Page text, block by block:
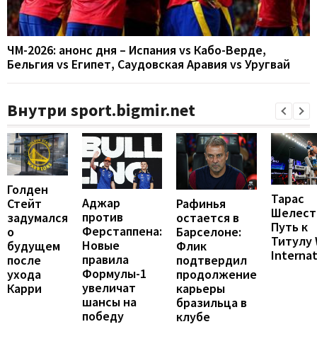
ЧМ-2026: анонс дня – Испания vs Кабо-Верде,
Бельгия vs Египет, Саудовская Аравия vs Уругвай
Внутри sport.bigmir.net
Голден
Стейт
задумался
о
будущем
после
ухода
Карри
Аджар
против
Ферстаппена:
Новые
правила
Формулы-1
увеличат
шансы на
победу
Рафинья
остается в
Барселоне:
Флик
подтвердил
продолжение
карьеры
бразильца в
клубе
Тарас
Путь к
Титулу